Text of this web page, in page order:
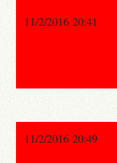
11/2/2016 20:41
11/2/2016 20:49